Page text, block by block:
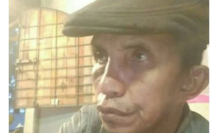
Subscribe